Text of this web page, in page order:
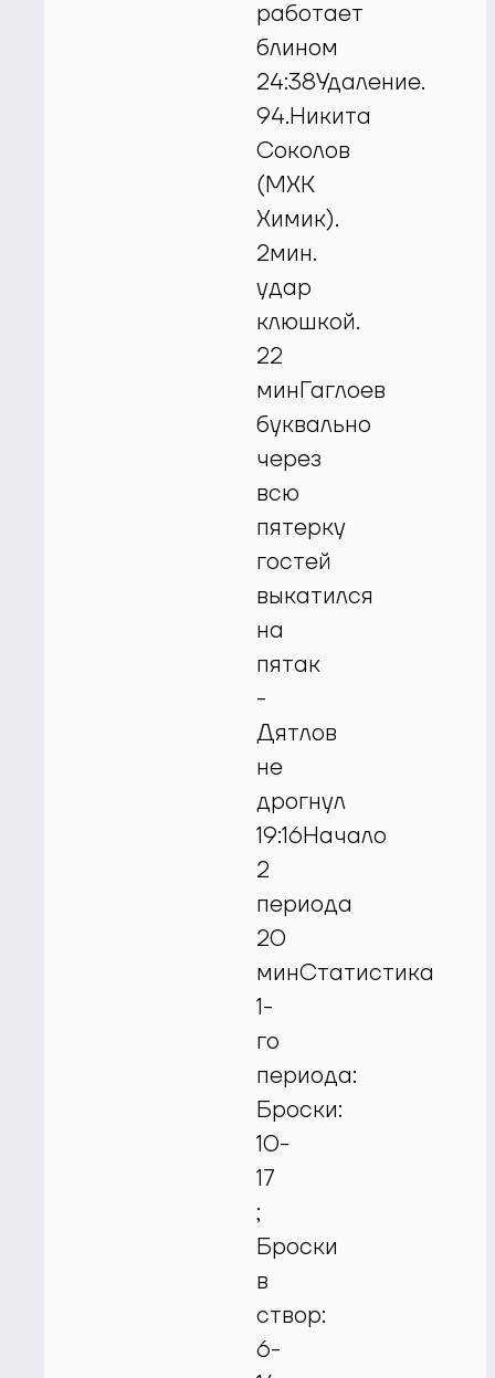
работает
блином
24:38Удаление.
94.Никита
Соколов
(МХК
Химик).
2мин.
удар
клюшкой.
22
минГаглоев
буквально
через
всю
пятерку
гостей
выкатился
на
пятак
-
Дятлов
не
дрогнул
19:16Начало
2
периода
20
минСтатистика
1-
го
периода:
Броски:
10-
17
;
Броски
в
створ:
6-